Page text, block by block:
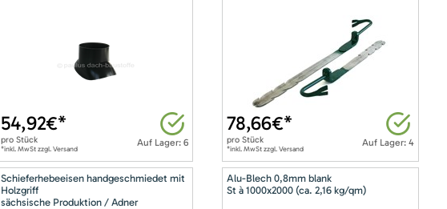
Auf Lager: 6
54,92€*
pro Stück
*inkl. MwSt zzgl. Versand
Auf Lager: 4
78,66€*
proStück
*inkl. MwSt zzgl. Versand
Schieferhebeeisen handgeschmiedet mit
Holzgriff
sächsische Produktion / Adner
Alu-Blech 0,8mm blank
St à 1000x2000 (ca. 2,16 kg/qm)